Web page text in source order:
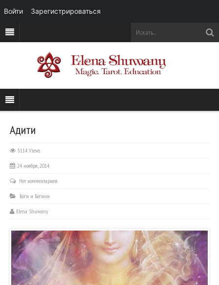
Адити
5114 Views
24 ноября, 2014
Нет комментариев
Боги и Богини
Elena Shuwany
Войти Зарегистрироваться